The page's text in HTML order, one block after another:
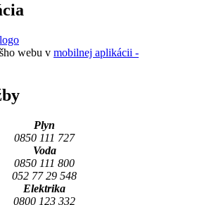
webu v mobilnej aplikácii -
Plyn
0850 111 727
Voda
0850 111 800
052 77 29 548
Elektrika
0800 123 332